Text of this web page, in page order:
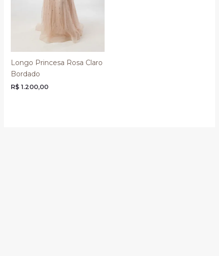
Longo Princesa Rosa Claro
Bordado
R$ 1.200,00